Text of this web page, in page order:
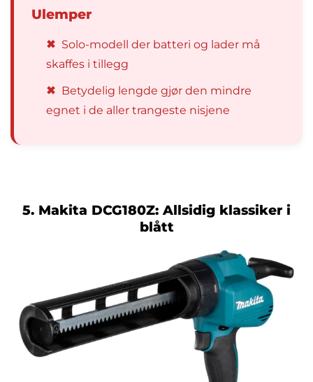
Ulemper
✖ Solo-modell der batteri og lader må
skaffes i tillegg
✖ Betydelig lengde gjør den mindre
egnet i de aller trangeste nisjene
5. Makita DCG180Z: Allsidig klassiker i
blått